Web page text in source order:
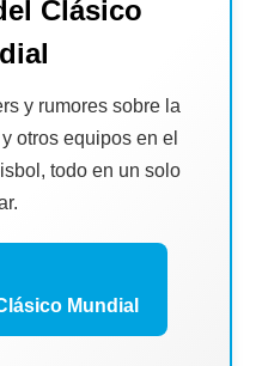
Clásico
y rumores sobre la
otros equipos en el
todo en un solo
Mundial